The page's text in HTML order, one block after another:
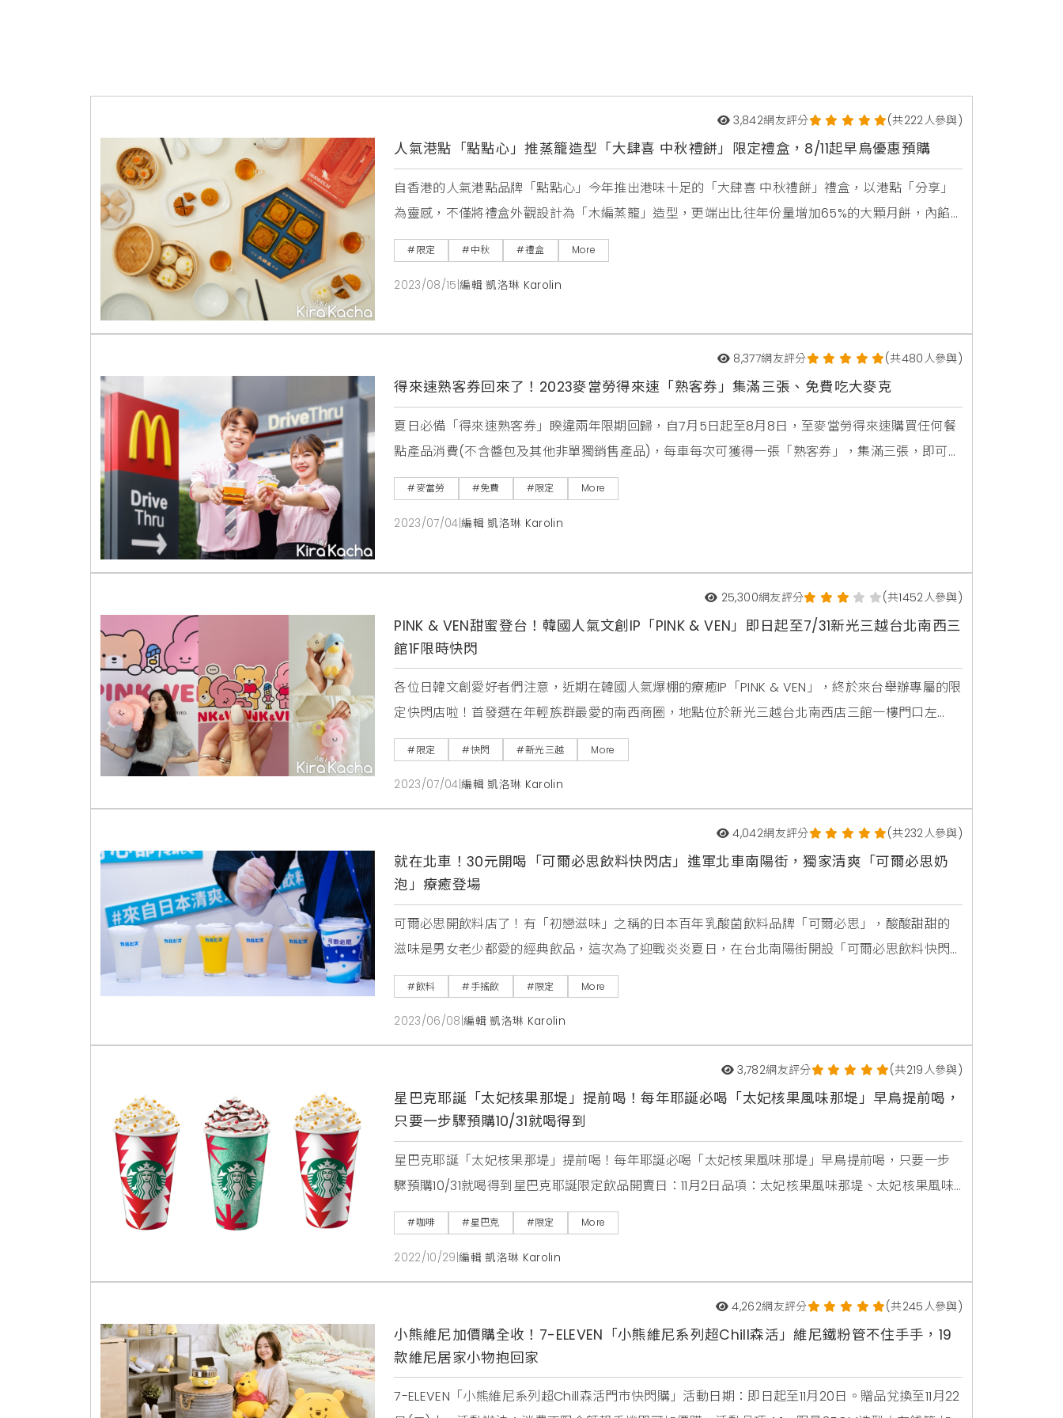
3,842網友評分 (共222人參與)
人氣港點「點點心」推蒸籠造型「大肆喜 中秋禮餅」限定禮盒，8/11起早鳥優惠預購
自香港的人氣港點品牌「點點心」今年推出港味十足的「大肆喜 中秋禮餅」禮盒，以港點「分享」
為靈感，不僅將禮盒外觀設計為「木編蒸籠」造型，更端出比往年份量增加65%的大顆月餅，內餡
則是道地的甜鹹雙口味，有經典的「奶皇流心」與「秘製XO干貝魯肉」兩種口味，要讓大家有餅同
享、大肆慶祝。有別於以往主打萌系豬仔造型，點點心今年回歸港點「分享」的核心概念，禮盒外
型為五角蒸籠設計，仿木編的特殊材質摸起來很有手感；
#限定 #中秋 #禮盒 More
2023/08/15 |編輯 凱洛琳 Karolin
8,377網友評分 (共480人參與)
得來速熟客券回來了！2023麥當勞得來速「熟客券」集滿三張、免費吃大麥克
夏日必備「得來速熟客券」睽違兩年限期回歸，自7月5日起至8月8日，至麥當勞得來速購買任何餐
點產品消費(不含醬包及其他非單獨銷售產品)，每車每次可獲得一張「熟客券」，集滿三張，即可於
下次至得來速窗口時免費兌換大麥克乙個（兌換期間自7月5日起至8月15日止），免下車才能拿到的
獨家限定熟客優惠。此外，台灣麥當勞再次與三麗鷗攜手合作推出「麥麥萌友夏日派對抱枕」系
列，7月5日上午11點「Hello Kitt
#麥當勞 #免費 #限定 More
2023/07/04 |編輯 凱洛琳 Karolin
25,300網友評分 (共1452人參與)
PINK & VEN甜蜜登台！韓國人氣文創IP「PINK & VEN」即日起至7/31新光三越台北南西三
館1F限時快閃
各位日韓文創愛好者們注意，近期在韓國人氣爆棚的療癒IP「PINK & VEN」，終於來台舉辦專屬的限
定快閃店啦！首發選在年輕族群最愛的南西商圈，地點位於新光三越台北南西店三館一樓門口左
側。「PINK & VEN」是以粉紅兔 PINK 、香草熊 VEN 以及他們的寵物鴿 HIPPY 為主角的韓國文創品
牌，透過精心繪製的動畫和甜蜜的劇情故事，捕捉了無數人的心，韓國官方透露 Instagram 有接近
三
#限定 #快閃 #新光三越 More
2023/07/04 |編輯 凱洛琳 Karolin
4,042網友評分 (共232人參與)
就在北車！30元開喝「可爾必思飲料快閃店」進軍北車南陽街，獨家清爽「可爾必思奶
泡」療癒登場
可爾必思開飲料店了！有「初戀滋味」之稱的日本百年乳酸菌飲料品牌「可爾必思」，酸酸甜甜的
滋味是男女老少都愛的經典飲品，這次為了迎戰炎炎夏日，在台北南陽街開設「可爾必思飲料快閃
店」，除了4款常態性的定番款之外，每週將更換限定特調，添加獨家製作的可爾必思奶泡，讓附近
補習班同學、上班族天天喝。延伸閱讀：cama café「旅咖啡行 A Cup of Aroma」夏日主題、跨
界啟航，香水品牌P.Seven、
#飲料 #手搖飲 #限定 More
2023/06/08 |編輯 凱洛琳 Karolin
3,782網友評分 (共219人參與)
星巴克耶誕「太妃核果那堤」提前喝！每年耶誕必喝「太妃核果風味那堤」早鳥提前喝，
只要一步驟預購10/31就喝得到
星巴克耶誕「太妃核果那堤」提前喝！每年耶誕必喝「太妃核果風味那堤」早鳥提前喝，只要一步
驟預購10/31就喝得到星巴克耶誕限定飲品開賣日：11月2日品項：太妃核果風味那堤、太妃核果風味
冷萃咖啡、太妃核果風味氮氣冷萃咖啡、薄荷風味摩卡咖啡早鳥提前喝活動於10月31日至11月1日使用
星巴克APP行動預點，星禮程會員搶先點購太妃核果風味那堤，每日限量僅提供大杯。
#咖啡 #星巴克 #限定 More
2022/10/29 |編輯 凱洛琳 Karolin
4,262網友評分 (共245人參與)
小熊維尼加價購全收！7-ELEVEN「小熊維尼系列超Chill森活」維尼鐵粉管不住手手，19
款維尼居家小物抱回家
7-ELEVEN「小熊維尼系列超Chill森活門市快閃購」活動日期：即日起至11月20日。贈品兌換至11月22